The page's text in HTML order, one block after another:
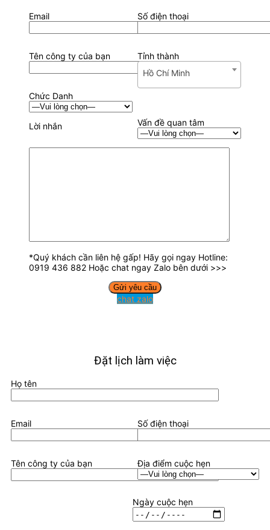
Email Số điện thoại
Tên công ty của bạn
Tỉnh thành
Hồ Chí Minh
Chức Danh
Vấn đề quan tâm
Lời nhắn
*Quý khách cần liên hệ gấp! Hãy gọi ngay Hotline:
0919 436 882 Hoặc chat ngay Zalo bên dưới >>>
chat zalo
Đặt lịch làm việc
Họ tên
Email Số điện thoại
Tên công ty của bạn Địa điểm cuộc hẹn
Ngày cuộc hẹn